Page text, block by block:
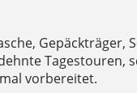
Gepäckträger,
Tagestouren,
vorbereitet.